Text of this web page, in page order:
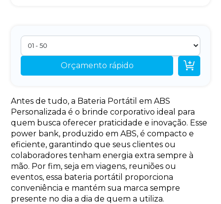
Orçamento rápido 
Antes de tudo, a Bateria Portátil em ABS
Personalizada é o brinde corporativo ideal para
quem busca oferecer praticidade e inovação. Esse
power bank, produzido em ABS, é compacto e
eficiente, garantindo que seus clientes ou
colaboradores tenham energia extra sempre à
mão. Por fim, seja em viagens, reuniões ou
eventos, essa bateria portátil proporciona
conveniência e mantém sua marca sempre
presente no dia a dia de quem a utiliza.